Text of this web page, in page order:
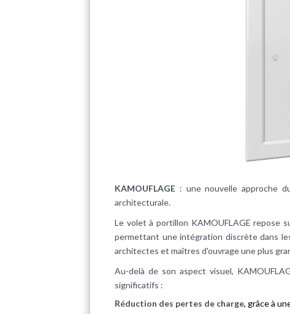
KAMOUFLAGE : une nouvelle approche
architecturale.
Le volet à portillon KAMOUFLAGE repose
permettant une intégration discrète dans
architectes et maîtres d'ouvrage une plus
Au-delà de son aspect visuel,
significatifs :
Réduction des pertes de charge, grâce à